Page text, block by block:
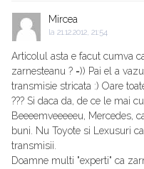
Mircea
la 21.12.2012, 21:54
Articolul asta e facut cumva
zarnesteanu ? =)) Pai el a
transmisie stricata :) Oare
??? Si daca da, de ce le mai
Beeeemveeeeeu, Mercedes,
buni. Nu Toyote si Lexusuri
transmisii.
Doamne multi "experti" ca